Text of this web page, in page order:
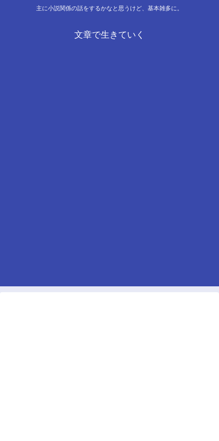
主に小説関係の話をするかなと思うけど、基本雑多に。
文章で生きていく